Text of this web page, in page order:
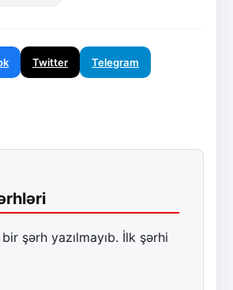
Twitter Telegram
şərh yazılmayıb. İlk şərhi